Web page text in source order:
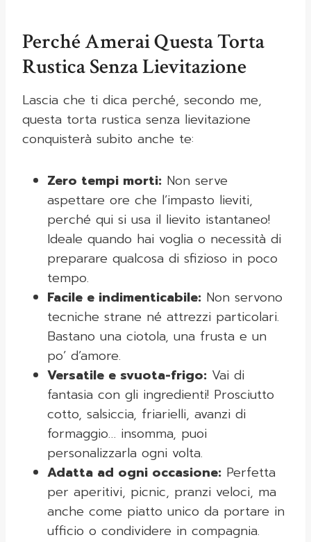
Perché Amerai Questa Torta
Rustica Senza Lievitazione
Lascia che ti dica perché, secondo me,
questa torta rustica senza lievitazione
conquisterà subito anche te:
Zero tempi morti: Non serve
aspettare ore che l’impasto lieviti,
perché qui si usa il lievito istantaneo!
Ideale quando hai voglia o necessità di
preparare qualcosa di sfizioso in poco
tempo.
Facile e indimenticabile: Non servono
tecniche strane né attrezzi particolari.
Bastano una ciotola, una frusta e un
po’ d’amore.
Versatile e svuota-frigo: Vai di
fantasia con gli ingredienti! Prosciutto
cotto, salsiccia, friarielli, avanzi di
formaggio… insomma, puoi
personalizzarla ogni volta.
Adatta ad ogni occasione: Perfetta
per aperitivi, picnic, pranzi veloci, ma
anche come piatto unico da portare in
ufficio o condividere in compagnia.